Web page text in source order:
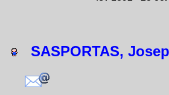
SASPORTAS,